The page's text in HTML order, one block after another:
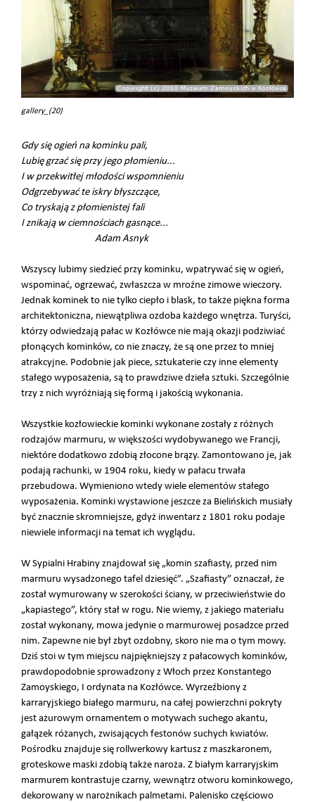
gallery_(20)
Gdy się ogień na kominku pali,
Lubię grzać się przy jego płomieniu...
I w przekwitłej młodości wspomnieniu
Odgrzebywać te iskry błyszczące,
Co tryskają z płomienistej fali
I znikają w ciemnościach gasnące...
Adam Asnyk
Wszyscy lubimy siedzieć przy kominku, wpatrywać się w ogień,
wspominać, ogrzewać, zwłaszcza w mroźne zimowe wieczory.
Jednak kominek to nie tylko ciepło i blask, to także piękna forma
architektoniczna, niewątpliwa ozdoba każdego wnętrza. Turyści,
którzy odwiedzają pałac w Kozłówce nie mają okazji podziwiać
płonących kominków, co nie znaczy, że są one przez to mniej
atrakcyjne. Podobnie jak piece, sztukaterie czy inne elementy
stałego wyposażenia, są to prawdziwe dzieła sztuki. Szczególnie
trzy z nich wyróżniają się formą i jakością wykonania.
Wszystkie kozłowieckie kominki wykonane zostały z różnych
rodzajów marmuru, w większości wydobywanego we Francji,
niektóre dodatkowo zdobią złocone brązy. Zamontowano je, jak
podają rachunki, w 1904 roku, kiedy w pałacu trwała
przebudowa. Wymieniono wtedy wiele elementów stałego
wyposażenia. Kominki wystawione jeszcze za Bielińskich musiały
być znacznie skromniejsze, gdyż inwentarz z 1801 roku podaje
niewiele informacji na temat ich wyglądu.
W Sypialni Hrabiny znajdował się „komin szafiasty, przed nim
marmuru wysadzonego tafel dziesięć”. „Szafiasty” oznaczał, że
został wymurowany w szerokości ściany, w przeciwieństwie do
„kapiastego”, który stał w rogu. Nie wiemy, z jakiego materiału
został wykonany, mowa jedynie o marmurowej posadzce przed
nim. Zapewne nie był zbyt ozdobny, skoro nie ma o tym mowy.
Dziś stoi w tym miejscu najpiękniejszy z pałacowych kominków,
prawdopodobnie sprowadzony z Włoch przez Konstantego
Zamoyskiego, I ordynata na Kozłówce. Wyrzeźbiony z
karraryjskiego białego marmuru, na całej powierzchni pokryty
jest ażurowym ornamentem o motywach suchego akantu,
gałązek różanych, zwisających festonów suchych kwiatów.
Pośrodku znajduje się rollwerkowy kartusz z maszkaronem,
groteskowe maski zdobią także naroża. Z białym karraryjskim
marmurem kontrastuje czarny, wewnątrz otworu kominkowego,
dekorowany w narożnikach palmetami. Palenisko częściowo